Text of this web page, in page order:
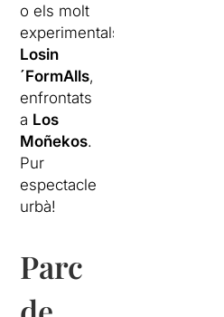
o els molt
experimentals
Losin
´FormAlls,
enfrontats
a Los
Moñekos.
Pur
espectacle
urbà!
Parc